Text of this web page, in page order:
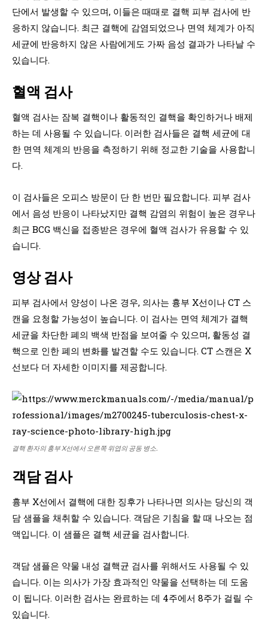
단에서 발생할 수 있으며, 이들은 때때로 결핵 피부 검사에 반
응하지 않습니다. 최근 결핵에 감염되었으나 면역 체계가 아직
세균에 반응하지 않은 사람에게도 가짜 음성 결과가 나타날 수
있습니다.
혈액 검사
혈액 검사는 잠복 결핵이나 활동적인 결핵을 확인하거나 배제
하는 데 사용될 수 있습니다. 이러한 검사들은 결핵 세균에 대
한 면역 체계의 반응을 측정하기 위해 정교한 기술을 사용합니
다.
이 검사들은 오피스 방문이 단 한 번만 필요합니다. 피부 검사
에서 음성 반응이 나타났지만 결핵 감염의 위험이 높은 경우나
최근 BCG 백신을 접종받은 경우에 혈액 검사가 유용할 수 있
습니다.
영상 검사
피부 검사에서 양성이 나온 경우, 의사는 흉부 X선이나 CT 스
캔을 요청할 가능성이 높습니다. 이 검사는 면역 체계가 결핵
세균을 차단한 폐의 백색 반점을 보여줄 수 있으며, 활동성 결
핵으로 인한 폐의 변화를 발견할 수도 있습니다. CT 스캔은 X
선보다 더 자세한 이미지를 제공합니다.
결핵 환자의 흉부 X선에서 오른쪽 위엽의 공동 병소.
객담 검사
흉부 X선에서 결핵에 대한 징후가 나타나면 의사는 당신의 객
담 샘플을 채취할 수 있습니다. 객담은 기침을 할 때 나오는 점
액입니다. 이 샘플은 결핵 세균을 검사합니다.
객담 샘플은 약물 내성 결핵균 검사를 위해서도 사용될 수 있
습니다. 이는 의사가 가장 효과적인 약물을 선택하는 데 도움
이 됩니다. 이러한 검사는 완료하는 데 4주에서 8주가 걸릴 수
있습니다.